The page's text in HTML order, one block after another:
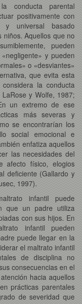
conducta parental
positivamente con
universal basado
Aquellos que no
pueden
y pueden
o «desviantes»
que evita esta
la conducta
y Wolfe, 1987;
un extremo de ese
más severas y
se encontrarían los
social emocional e
enfatiza aquellos
las necesidades del
afecto físico, elogios
deficiente (Gallardo y
1997).
infantil puede
que un padre utiliza
con sus hijos. En
infantil pueden
puede llegar en la
el maltrato infantil
de disciplina no
consecuencias en el
hacia aquellos
prácticas parentales
de severidad que